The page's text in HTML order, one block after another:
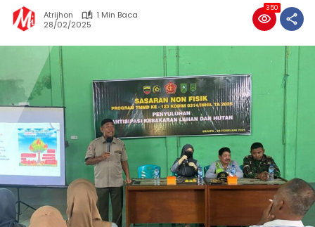
Atrijhon
1 Min Baca
28/02/2025
350